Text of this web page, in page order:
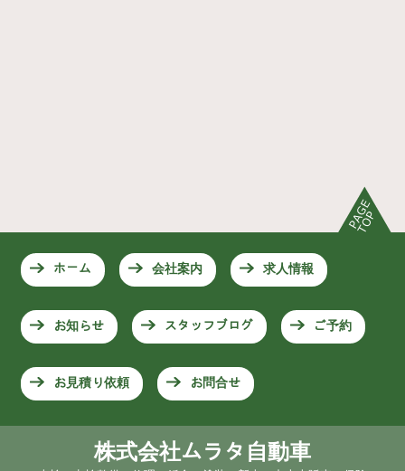
ホーム 会社案内 求人情報
お知らせ スタッフブログ ご予約
お見積り依頼 お問合せ
株式会社ムラタ自動車